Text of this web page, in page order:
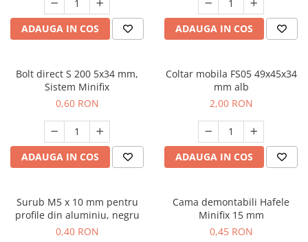
ADAUGA IN COS ADAUGA IN COS
Bolt direct S 200 5x34 mm,
Sistem Minifix
0,60 RON
ADAUGA IN COS
Coltar mobila FS05 49x45x34
mm alb
2,00 RON
ADAUGA IN COS
Surub M5 x 10 mm pentru
profile din aluminiu, negru
0,40 RON
Cama demontabili Hafele
Minifix 15 mm
0,45 RON